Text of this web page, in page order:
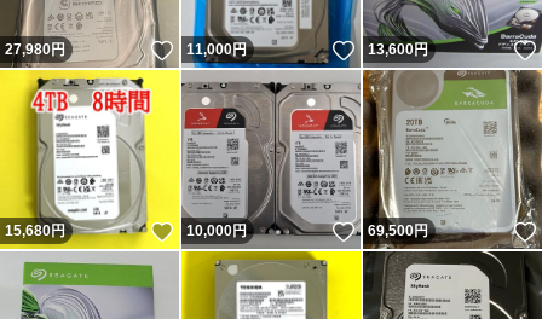
27,980円 いいね！
11,000円 いいね！
13,600円
15,680円 いいね！
10,000円 いいね！
69,500円